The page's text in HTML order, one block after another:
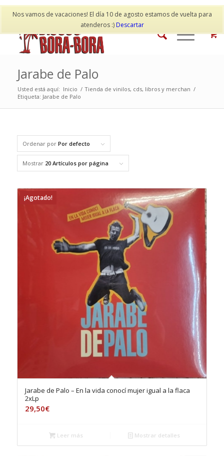
Nos vamos de vacaciones! El día 10 de agosto estamos de vuelta para
atenderos :)Descartar
Mi cuenta Contacto
Jarabe de Palo
Usted está aquí: Inicio / Tienda de vinilos, cds, libros y merchan /
Etiqueta: Jarabe de Palo
Ordenar por Por defecto
Mostrar 20 Artículos por página
¡Agotado!
Jarabe de Palo – En la vida conocí mujer igual a la flaca
2xLp
29,50€
Leer más Mostrar detalles